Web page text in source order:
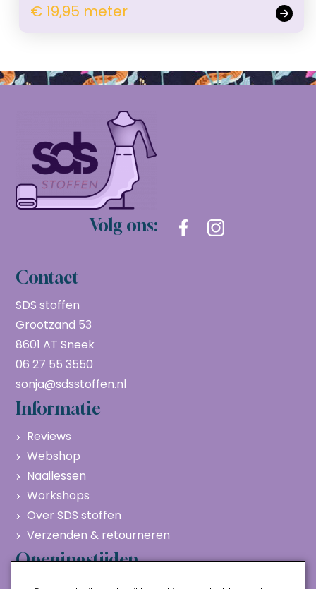
€ 19,95 meter
Volg ons:
Contact
SDS stoffen
Grootzand 53
8601 AT Sneek
06 27 55 3550
sonja@sdsstoffen.nl
Informatie
Reviews
Webshop
Naailessen
Workshops
Over SDS stoffen
Verzenden & retourneren
Openingstijden